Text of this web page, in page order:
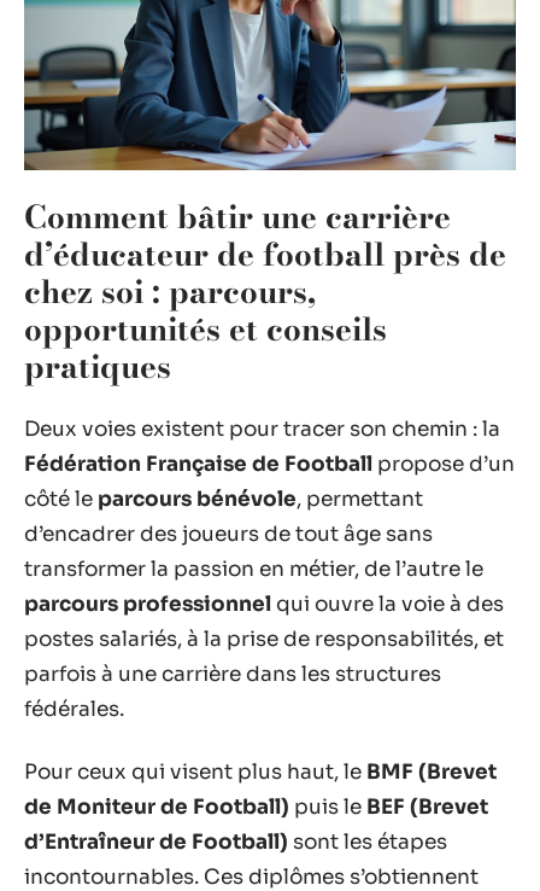
Comment bâtir une carrière
d’éducateur de football près de
chez soi : parcours,
opportunités et conseils
pratiques
Deux voies existent pour tracer son chemin : la
Fédération Française de Football propose d’un
côté le parcours bénévole, permettant
d’encadrer des joueurs de tout âge sans
transformer la passion en métier, de l’autre le
parcours professionnel qui ouvre la voie à des
postes salariés, à la prise de responsabilités, et
parfois à une carrière dans les structures
fédérales.
Pour ceux qui visent plus haut, le BMF (Brevet
de Moniteur de Football) puis le BEF (Brevet
d’Entraîneur de Football) sont les étapes
incontournables. Ces diplômes s’obtiennent